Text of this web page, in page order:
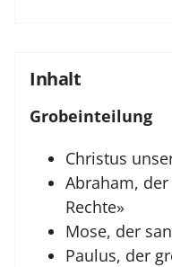
Inhalt
Grobeinteilung
Christus
Abraham,
Rechte»
Mose, der
Paulus, der